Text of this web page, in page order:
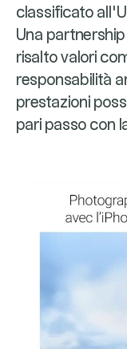
classificato
Una
risalto valori
responsabilità
prestazioni
pari passo con